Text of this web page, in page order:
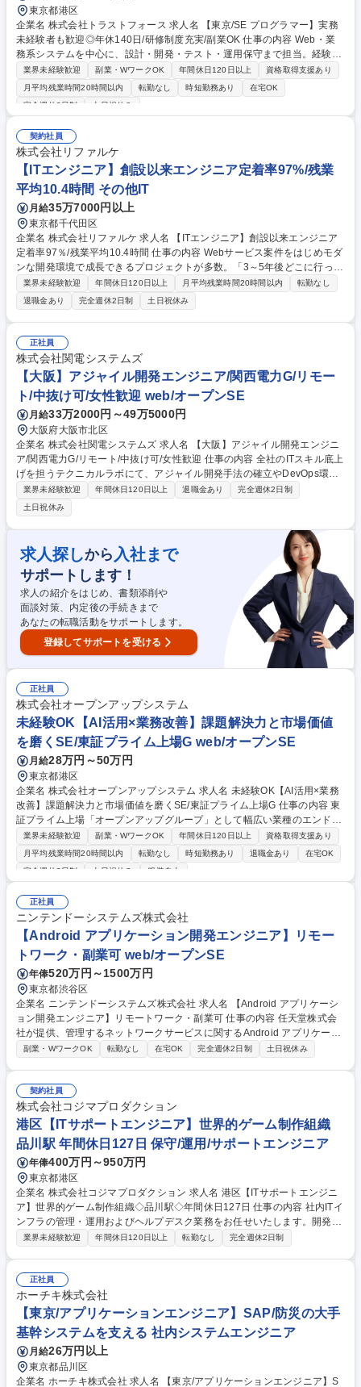
東京都港区
企業名 株式会社トラストフォース 求人名 【東京/SE プログラマー】実務
未経験者も歓迎◎年休140日/研修制度充実/副業OK 仕事の内容 Web・業
務系システムを中心に、設計・開発・テスト・運用保守まで担当。経験や
希望、将来のキャリアに合わせて最適なプロジェクトへ参画していただき
ます。業務の変更の範囲：当社業務全般 Java・Python・React・TypeScr
ipt・.NETなどを用いたWeb・業務系システム開発を中心に、設計・開
多彩なプロジェクトがあり、上流工程や最新技術に携わるチャンスも豊
富。エンドユーザーとの直接取引案件も多く、希望やスキルに合わせた案
件で着実にキャリアアップを目指せます。 募集職種 【東京/SE プログラ
マー】実務未経験者も歓迎◎年休140日/研修制度充実/副業OK
業界未経験歓迎 副業・WワークOK 年間休日120日以上
資格取得支援あり
月平均残業時間20時間以内
転勤なし 時短勤務あり
在宅OK
完全週休2日制
土日祝休み
契約社員
株式会社リファルケ
【ITエンジニア】創設以来エンジニア定着率97%/残業
平均10.4時間 その他IT
月給35万7000円以上
東京都千代田区
企業名 株式会社リファルケ 求人名 【ITエンジニア】創設以来エンジニア
定着率97％/残業平均10.4時間 仕事の内容 Webサービス案件をはじめモダ
ンな開発環境で成長できるプロジェクトが多数。「3～5年後どこに行って
も活躍できる人材になる」という『社員のキャリア実現』に向かっていけ
るプロジェクトでご活躍をいただきます。 社員1人1人に個別最適化した
「キャリア支援」を大切にしています。取引先3000社を誇る弊社では、
顧客規模や技術領域を限定せず、幅広い案件の選択肢を得られます。以下
案件例 ・医療電子機器システム開発（リモート）設計、開発、評価、テス
ト ・車載次世代ソフト設計・開発（出社）設計、開発、テスト ・大手食
品加工会社向け基幹システム開発（フルリモート）基本設計、開発、テス
ト、導入支援等 募集職種 【ITエンジニア】創設以来エンジニア定着率9
7％/残業平均10.4時間
業界未経験歓迎 年間休日120日以上 月平均残業時間20時間以内
転勤なし
退職金あり
完全週休2日制 土日祝休み
正社員
株式会社関電システムズ
【大阪】アジャイル開発エンジニア/関西電力G/リモー
ト/中抜け可/女性歓迎 web/オープンSE
月給33万2000円～49万5000円
大阪府大阪市北区
企業名 株式会社関電システムズ 求人名 【大阪】アジャイル開発エンジニ
ア/関西電力G/リモート/中抜け可/女性歓迎 仕事の内容 全社のITスキル底上
げを担うテクニカルラボにて、アジャイル開発手法の確立やDevOps環境
の整備、プロジェクト支援を実施。そんな当社にてITアーキテクト（アジ
ャイル）職をご担当いただきます。 ■採用背景：内製開発比率の向上と開
発スピード向上のための組織強化。■ミッション：アジャイル手法の標準
化と各部へのコーチング。■活動：GitLabやDocker等を用いたCI/CDパイ
プラインの構築・支援。■目標・評価：支援先プロジェクトのリリースサ
イクル改善度。■将来：全社の開発文化を変革するエバンジェリストとし
ての活躍。■環境：部門を超えたスクラムチームを組み、最新の技術スタ
ックに挑戦できます。 募集職種 【大阪】アジャイル開発エンジニア/関西
電力G/リモート/中抜け可/女性歓迎
業界未経験歓迎 年間休日120日以上 退職金あり
完全週休2日制
土日祝休み
求人探しから 入社まで
サポートします！
求人の紹介をはじめ、書類添削や
面談対策、内定後の手続きまで
あなたの転職活動をサポートします。
登録してサポートを受ける
正社員
株式会社オープンアップシステム
未経験OK【AI活用×業務改善】課題解決力と市場価値
を磨くSE/東証プライム上場G web/オープンSE
月給28万円～50万円
東京都港区
企業名 株式会社オープンアップシステム 求人名 未経験OK【AI活用×業務
改善】課題解決力と市場価値を磨くSE/東証プライム上場G 仕事の内容 東
証プライム上場「オープンアップグループ」として幅広い業種のエンドユ
ーザーや大手SIerと長期にわたる取引のある当社で、AIを利用した業務改
善ソリューション事業でシステムエンジニアをお任せします。 【詳細】■
Webアプリケーションの設計・開発 ■上流工程（要件定義・設計）への参
のステップアップも可能 ■受託開発やAIを活用した自社サービス開発にも
挑戦可能★直近ではAIラボを立ち上げ、AIを活用したソリューション提案
にも取り組んでおります！またAI時代に活躍できる育成モデルを確立し、
未経験からでもキャリアの選択肢を広げられる環境です★ 募集職種 未経
験OK【AI活用×業務改善】課題解決力と市場価値を磨くSE/東証プライム
業界未経験歓迎 副業・WワークOK 年間休日120日以上
資格取得支援あり
月平均残業時間20時間以内
転勤なし 時短勤務あり 退職金あり
在宅OK
完全週休2日制
土日祝休み 服装自由
正社員
ニンテンドーシステムズ株式会社
【Android アプリケーション開発エンジニア】リモー
トワーク・副業可 web/オープンSE
年俸520万円～1500万円
東京都渋谷区
企業名 ニンテンドーシステムズ株式会社 求人名 【Android アプリケーシ
ョン開発エンジニア】リモートワーク・副業可 仕事の内容 任天堂株式会
社が提供、管理するネットワークサービスに関するAndroid アプリケーシ
ョンの開発および開発リードを担っていただきます。 ここでいうAndroid
開発や新規アプリの開発では、試作品開発・モニタリングを通してプロダ
クトとしての価値を高める方向性を見極めることからはじめ、方向が定ま
ったら長期間の運用を見据えた設計をしながら開発を行っていきます。運
用面では利用者の声や任天堂のサービスの更新に合わせて、アプリ自体の
さらなる改善を行っていきます。 募集職種 【Android アプリケーション
開発エンジニア】リモートワーク・副業可
副業・WワークOK 転勤なし 在宅OK 完全週休2日制 土日祝休み
契約社員
株式会社コジマプロダクション
港区【ITサポートエンジニア】世界的ゲーム制作組織
品川駅 年間休日127日 保守/運用/サポートエンジニア
年俸400万円～950万円
東京都港区
企業名 株式会社コジマプロダクション 求人名 港区【ITサポートエンジニ
ア】世界的ゲーム制作組織◇品川駅◇年間休日127日 仕事の内容 社内ITイ
ンフラの管理・運用およびヘルプデスク業務をお任せいたします。開発現
場を支えるIT基盤の構築・維持を通じて、制作活動を支える重要な役割を
（業務委託含む）へのIT技術サポート、トラブル対応、各種書類管理■そ
の他：必要に応じた制作部門のサポート等。専門外の分野では現場の知見
が尊重されるため、自身の専門性を活かした改善提案が形になるスピード
が速い環境です。【業務内容の変更範囲】当社の指定する業務 募集職種
港区【ITサポートエンジニア】世界的ゲーム制作組織◇品川駅◇年間休日
127日
業界未経験歓迎 年間休日120日以上 転勤なし 完全週休2日制
正社員
ホーチキ株式会社
【東京/アプリケーションエンジニア】SAP/防災の大手
基幹システムを支える 社内システムエンジニア
月給26万円以上
東京都品川区
企業名 ホーチキ株式会社 求人名 【東京/アプリケーションエンジニア】S